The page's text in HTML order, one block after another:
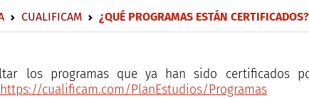
CUALIFICAM ¿QUÉ PROGRAMAS ESTÁN CERTIFICADOS?
los programas que ya han sido certificados
https://cualificam.com/PlanEstudios/Programas